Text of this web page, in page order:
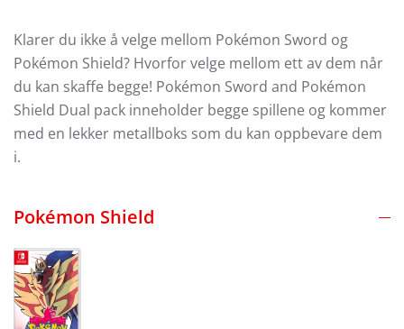
Klarer du ikke å velge mellom Pokémon Sword og
Pokémon Shield? Hvorfor velge mellom ett av dem når
du kan skaffe begge! Pokémon Sword and Pokémon
Shield Dual pack inneholder begge spillene og kommer
med en lekker metallboks som du kan oppbevare dem
i.
Pokémon Shield